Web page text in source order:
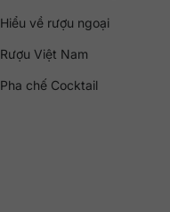
Hiểu về rượu ngoại
Rượu Việt Nam
Pha chế Cocktail